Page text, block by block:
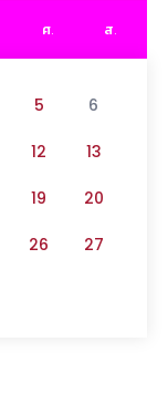
ศ. ส.
5 6
12 13
19 20
26 27